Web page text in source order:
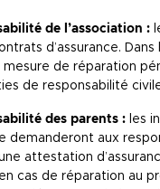
de l’association :
d’assurance. Dans
de réparation
de responsabilité
des parents : les
demanderont aux
attestation
cas de réparation au